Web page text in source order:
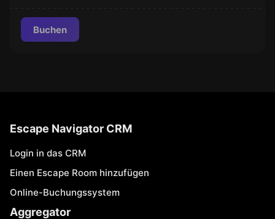
Buchen
Escape Navigator CRM
Login in das CRM
Einen Escape Room hinzufügen
Online-Buchungssystem
Aggregator